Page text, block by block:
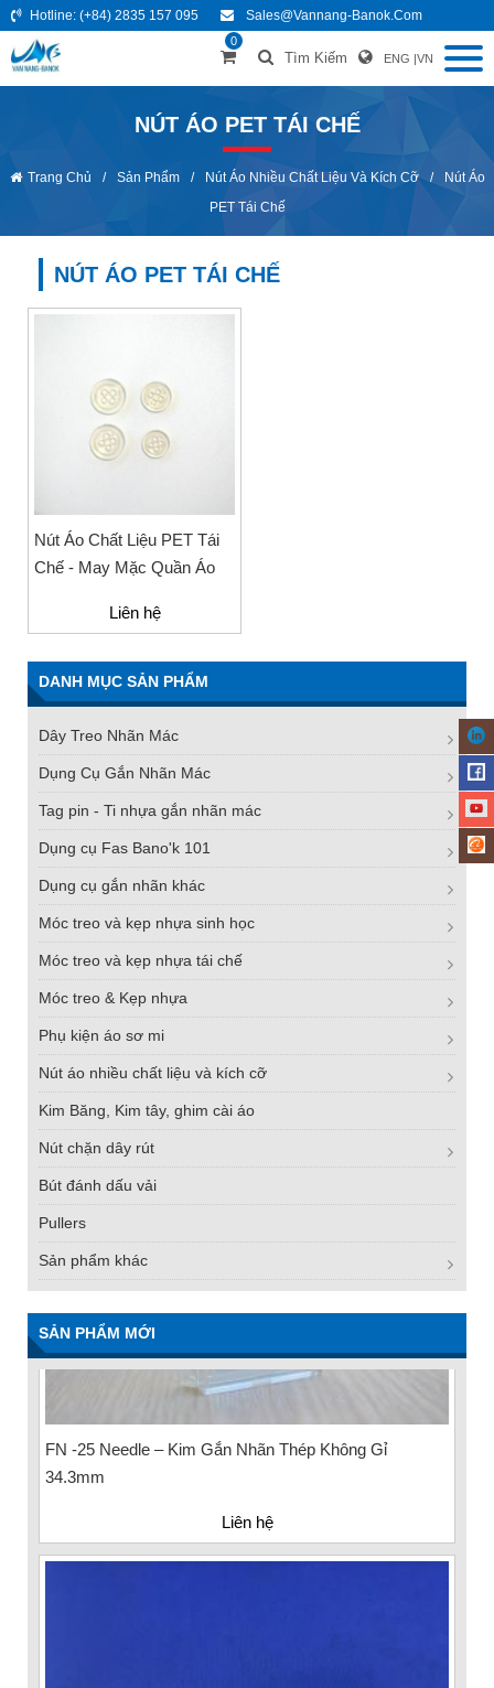
Hotline: (+84) 2835 157 095 Sales@vannang-Banok.com
0
Tìm Kiếm ENG |VN
NÚT ÁO PET TÁI CHẾ
Trang Chủ / Sản Phẩm / Nút Áo Nhiều Chất Liệu Và Kích Cỡ /
Nút Áo
PET Tái Chế
NÚT ÁO PET TÁI CHẾ
Nút Áo Chất Liệu PET Tái
Chế - May Mặc Quần Áo
Liên hệ
DANH MỤC SẢN PHẨM
Dây Treo Nhãn Mác
Dụng Cụ Gắn Nhãn Mác
Tag pin - Ti nhựa gắn nhãn mác
Dụng cụ Fas Bano'k 101
Dụng cụ gắn nhãn khác
Móc treo và kẹp nhựa sinh học
Móc treo và kẹp nhựa tái chế
Móc treo & Kẹp nhựa
Phụ kiện áo sơ mi
Nút áo nhiều chất liệu và kích cỡ
Kim Băng, Kim tây, ghim cài áo
Nút chặn dây rút
Bút đánh dấu vải
Pullers
Sản phẩm khác
SẢN PHẨM MỚI
FN -25 Needle – Kim Gắn Nhãn Thép Không Gỉ
34.3mm
Liên hệ